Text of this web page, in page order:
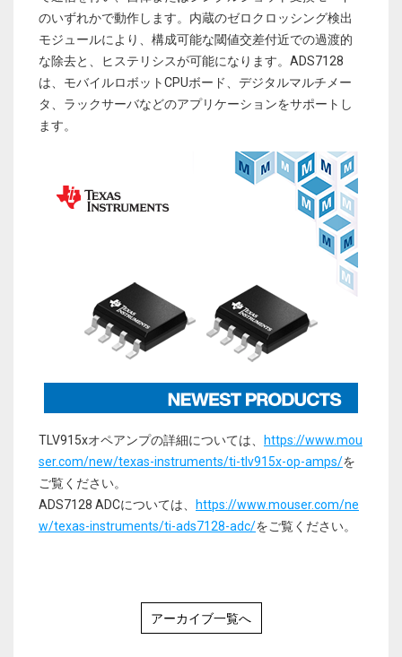
のいずれかで動作します。内蔵のゼロクロッシング検出
モジュールにより、構成可能な閾値交差付近での過渡的
な除去と、ヒステリシスが可能になります。ADS7128
は、モバイルロボットCPUボード、デジタルマルチメー
タ、ラックサーバなどのアプリケーションをサポートし
ます。
TLV915xオペアンプの詳細については、
https://www.mou
ser.com/new/texas-instruments/ti-tlv915x-op-amps/を
ご覧ください。
ADS7128 ADCについては、
https://www.mouser.com/ne
w/texas-instruments/ti-ads7128-adc/をご覧ください。
アーカイブ一覧へ